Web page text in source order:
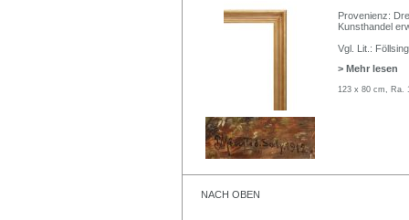
Provenienz:
Kunsthandel
Vgl. Lit.:
> Mehr lesen
123 x 80 cm, Ra.
NACH OBEN